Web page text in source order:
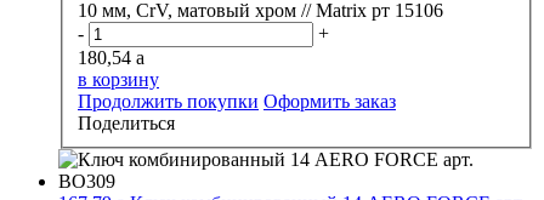
10 мм, CrV, матовый хром // Matrix рт 15106
-
+
180,54 a
в корзину
Продолжить покупки Оформить заказ
Поделиться